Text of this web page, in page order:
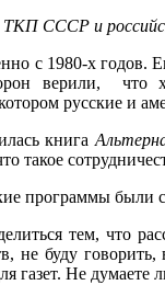
ТКП СССР и
с 1980-х
верили, что
русские и
книга
такое
программы были
тем, что
не буду
газет. Не